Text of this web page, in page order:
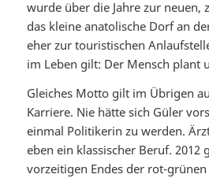
wurde über die Jahre zur neuen,
das kleine anatolische Dorf an
eher zur touristischen
im Leben gilt: Der Mensch plant
Gleiches Motto gilt im Übrigen
Karriere. Nie hätte sich Güler
einmal Politikerin zu werden.
eben ein klassischer Beruf. 2012
vorzeitigen Endes der rot-grünen